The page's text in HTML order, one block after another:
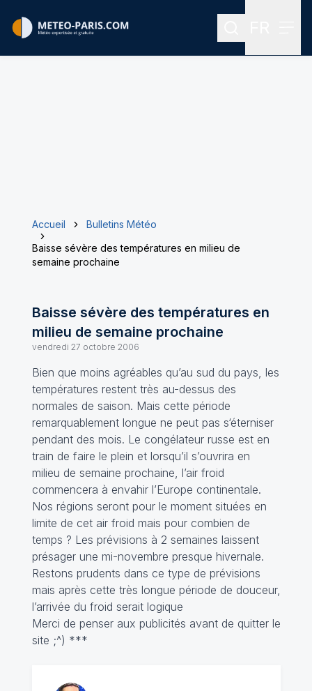
Rechercher
Accueil
Bulletins Météo
Baisse sévère des températures en milieu de
semaine prochaine
Baisse sévère des températures en
milieu de semaine prochaine
vendredi 27 octobre 2006
Bien que moins agréables qu’au sud du pays, les
températures restent très au-dessus des
normales de saison. Mais cette période
remarquablement longue ne peut pas s‘éterniser
pendant des mois. Le congélateur russe est en
train de faire le plein et lorsqu’il s’ouvrira en
milieu de semaine prochaine, l’air froid
commencera à envahir l’Europe continentale.
Nos régions seront pour le moment situées en
limite de cet air froid mais pour combien de
temps ? Les prévisions à 2 semaines laissent
présager une mi-novembre presque hivernale.
Restons prudents dans ce type de prévisions
mais après cette très longue période de douceur,
l’arrivée du froid serait logique
Merci de penser aux publicités avant de quitter le
site ;^) ***